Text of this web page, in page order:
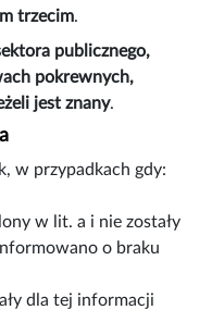
trzecim.
publicznego,
pokrewnych,
jest znany.
w przypadkach gdy:
w lit. a i nie zostały
o braku
dla tej informacji